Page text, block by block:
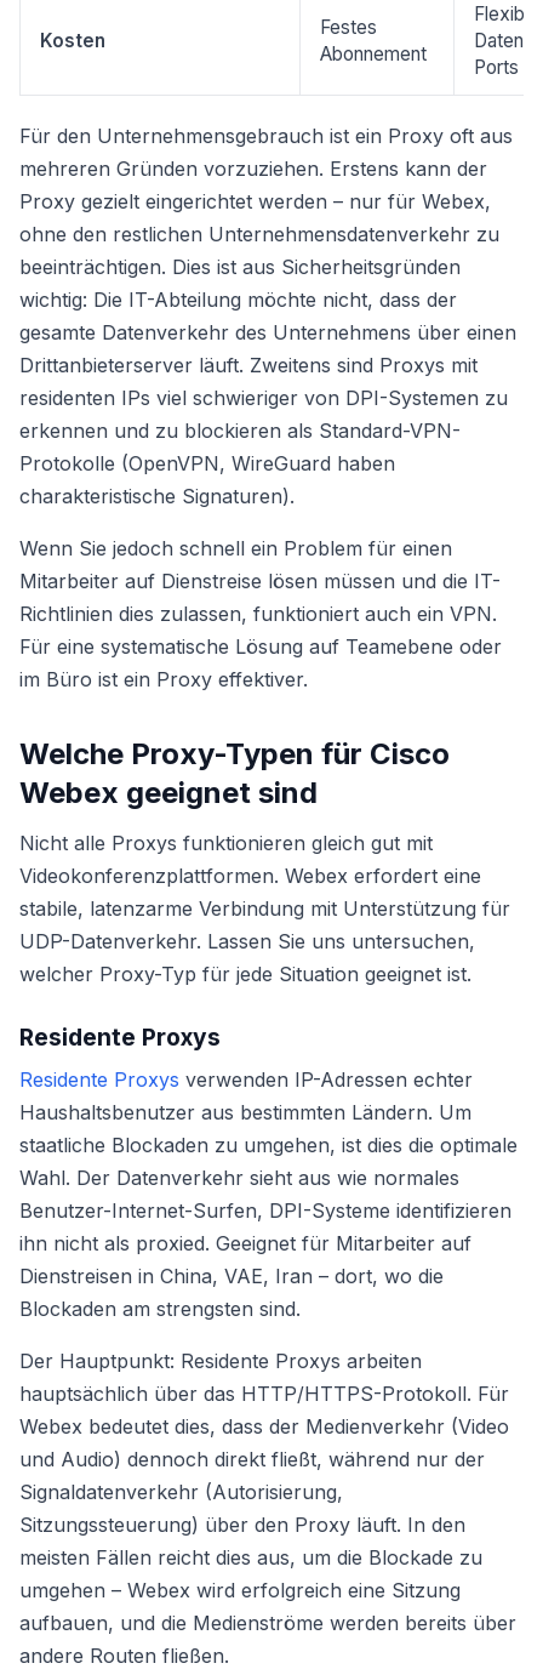
Kosten
Festes
Abonnement
Ports
Für den Unternehmensgebrauch ist ein Proxy oft aus
mehreren Gründen vorzuziehen. Erstens kann der
Proxy gezielt eingerichtet werden – nur für Webex,
ohne den restlichen Unternehmensdatenverkehr zu
beeinträchtigen. Dies ist aus Sicherheitsgründen
wichtig: Die IT-Abteilung möchte nicht, dass der
gesamte Datenverkehr des Unternehmens über einen
Drittanbieterserver läuft. Zweitens sind Proxys mit
residenten IPs viel schwieriger von DPI-Systemen zu
erkennen und zu blockieren als Standard-VPN-
Protokolle (OpenVPN, WireGuard haben
charakteristische Signaturen).
Wenn Sie jedoch schnell ein Problem für einen
Mitarbeiter auf Dienstreise lösen müssen und die IT-
Richtlinien dies zulassen, funktioniert auch ein VPN.
Für eine systematische Lösung auf Teamebene oder
im Büro ist ein Proxy effektiver.
Welche Proxy-Typen für Cisco
Webex geeignet sind
Nicht alle Proxys funktionieren gleich gut mit
Videokonferenzplattformen. Webex erfordert eine
stabile, latenzarme Verbindung mit Unterstützung für
UDP-Datenverkehr. Lassen Sie uns untersuchen,
welcher Proxy-Typ für jede Situation geeignet ist.
Residente Proxys
Residente Proxys verwenden IP-Adressen echter
Haushaltsbenutzer aus bestimmten Ländern. Um
staatliche Blockaden zu umgehen, ist dies die optimale
Wahl. Der Datenverkehr sieht aus wie normales
Benutzer-Internet-Surfen, DPI-Systeme identifizieren
ihn nicht als proxied. Geeignet für Mitarbeiter auf
Dienstreisen in China, VAE, Iran – dort, wo die
Blockaden am strengsten sind.
Der Hauptpunkt: Residente Proxys arbeiten
hauptsächlich über das HTTP/HTTPS-Protokoll. Für
Webex bedeutet dies, dass der Medienverkehr (Video
und Audio) dennoch direkt fließt, während nur der
Signaldatenverkehr (Autorisierung,
Sitzungssteuerung) über den Proxy läuft. In den
meisten Fällen reicht dies aus, um die Blockade zu
umgehen – Webex wird erfolgreich eine Sitzung
aufbauen, und die Medienströme werden bereits über
andere Routen fließen.